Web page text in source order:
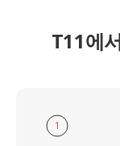
T11에
1